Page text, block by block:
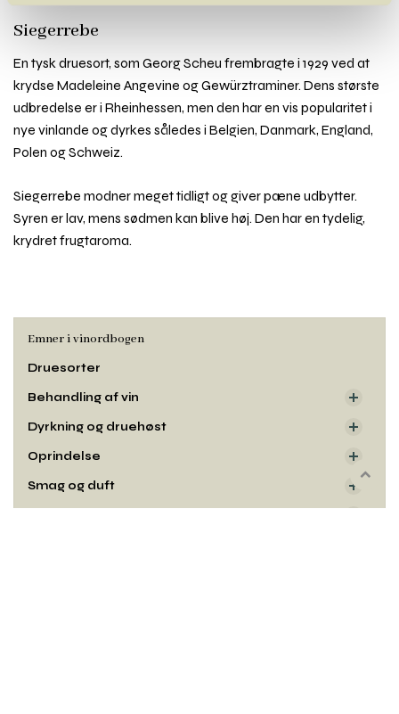
Siegerrebe
En tysk druesort, som Georg Scheu frembragte i 1929 ved at
krydse Madeleine Angevine og Gewürztraminer. Dens største
udbredelse er i Rheinhessen, men den har en vis popularitet i
nye vinlande og dyrkes således i Belgien, Danmark, England,
Polen og Schweiz.
Siegerrebe modner meget tidligt og giver pæne udbytter.
Syren er lav, mens sødmen kan blive høj. Den har en tydelig,
krydret frugtaroma.
Emner i vinordbogen
Druesorter
Behandling af vin
Dyrkning og druehøst
Oprindelse
Smag og duft
Rul